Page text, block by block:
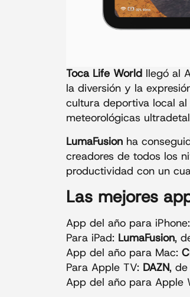
Toca Life World llegó al
la diversión y la
cultura deportiva local
meteorológicas
LumaFusion ha
creadores de todos los
productividad con un
Las mejores
App del año para iPhone:
Para iPad: LumaFusion,
App del año para Mac:
Para Apple TV: DAZN, de
App del año para Apple